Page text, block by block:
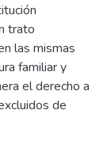
trato
las mismas
familiar y
el derecho a
de